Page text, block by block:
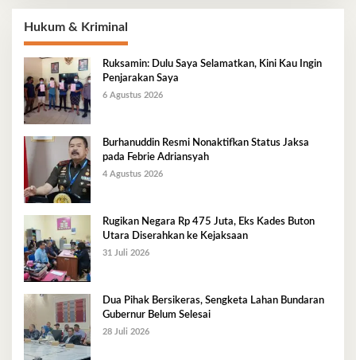
Hukum & Kriminal
Ruksamin: Dulu Saya Selamatkan, Kini Kau Ingin
Penjarakan Saya
6 Agustus 2026
Burhanuddin Resmi Nonaktifkan Status Jaksa
pada Febrie Adriansyah
4 Agustus 2026
Rugikan Negara Rp 475 Juta, Eks Kades Buton
Utara Diserahkan ke Kejaksaan
31 Juli 2026
Dua Pihak Bersikeras, Sengketa Lahan Bundaran
Gubernur Belum Selesai
28 Juli 2026